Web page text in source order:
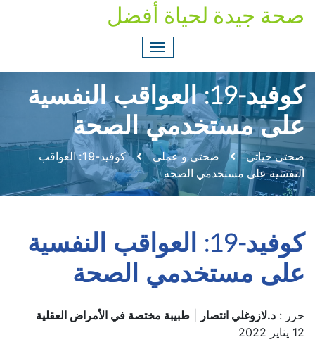
صحة جيدة لحياة أفضل
كوفيد-19: العواقب النفسية
على مستخدمي الصحة
صحتي حياتي صحتي و عملي
كوفيد-19: العواقب
النفسية على مستخدمي الصحة
كوفيد-19: العواقب النفسية
على مستخدمي الصحة
حرر : د.لازوغلي انتصار
طبيبة مختصة في الأمراض العقلية
12 يناير 2022